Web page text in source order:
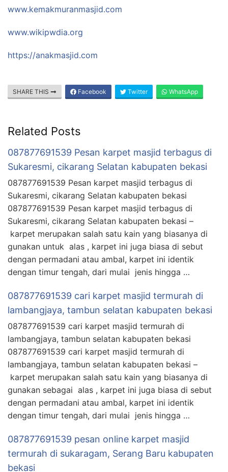
www.kemakmuranmasjid.com
www.wikipwdia.org
https://anakmasjid.com
SHARE THIS Facebook Twitter WhatsApp
Related Posts
087877691539 Pesan karpet masjid terbagus di
Sukaresmi, cikarang Selatan kabupaten bekasi
087877691539 Pesan karpet masjid terbagus di
Sukaresmi, cikarang Selatan kabupaten bekasi
087877691539 Pesan karpet masjid terbagus di
Sukaresmi, cikarang Selatan kabupaten bekasi –
karpet merupakan salah satu kain yang biasanya di
gunakan untuk alas , karpet ini juga biasa di sebut
dengan permadani atau ambal, karpet ini identik
dengan timur tengah, dari mulai jenis hingga …
087877691539 cari karpet masjid termurah di
lambangjaya, tambun selatan kabupaten bekasi
087877691539 cari karpet masjid termurah di
lambangjaya, tambun selatan kabupaten bekasi
087877691539 cari karpet masjid termurah di
lambangjaya, tambun selatan kabupaten bekasi –
karpet merupakan salah satu kain yang biasanya di
gunakan sebagai alas , karpet ini juga biasa di sebut
dengan permadani atau ambal, karpet ini identik
dengan timur tengah, dari mulai jenis hingga …
087877691539 pesan online karpet masjid
termurah di sukaragam, Serang Baru kabupaten
bekasi